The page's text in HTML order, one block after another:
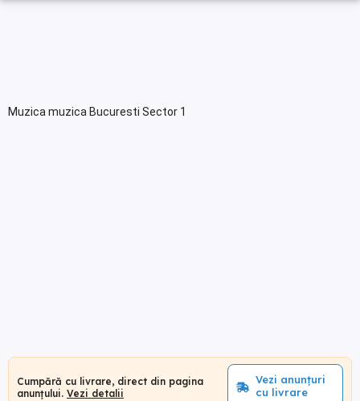
Muzica muzica Bucuresti Sector 1
Cumpără cu livrare, direct din pagina
anunțului. Vezi detalii
Vezi anunțuri
cu livrare